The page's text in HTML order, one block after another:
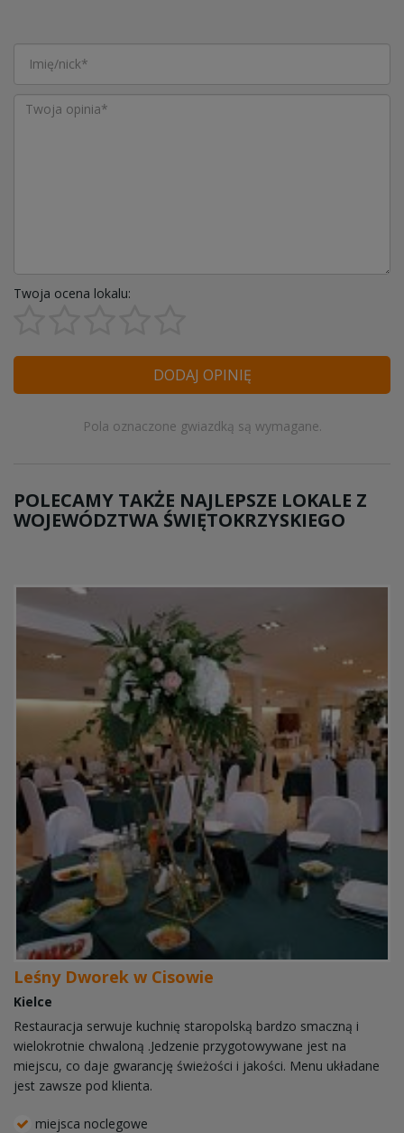
Twoja ocena lokalu:
DODAJ OPINIĘ
Pola oznaczone gwiazdką są wymagane.
POLECAMY TAKŻE NAJLEPSZE LOKALE Z
WOJEWÓDZTWA ŚWIĘTOKRZYSKIEGO
Leśny Dworek w Cisowie
Kielce
Restauracja serwuje kuchnię staropolską bardzo smaczną i
wielokrotnie chwaloną .Jedzenie przygotowywane jest na
miejscu, co daje gwarancję świeżości i jakości. Menu układane
jest zawsze pod klienta.
miejsca noclegowe